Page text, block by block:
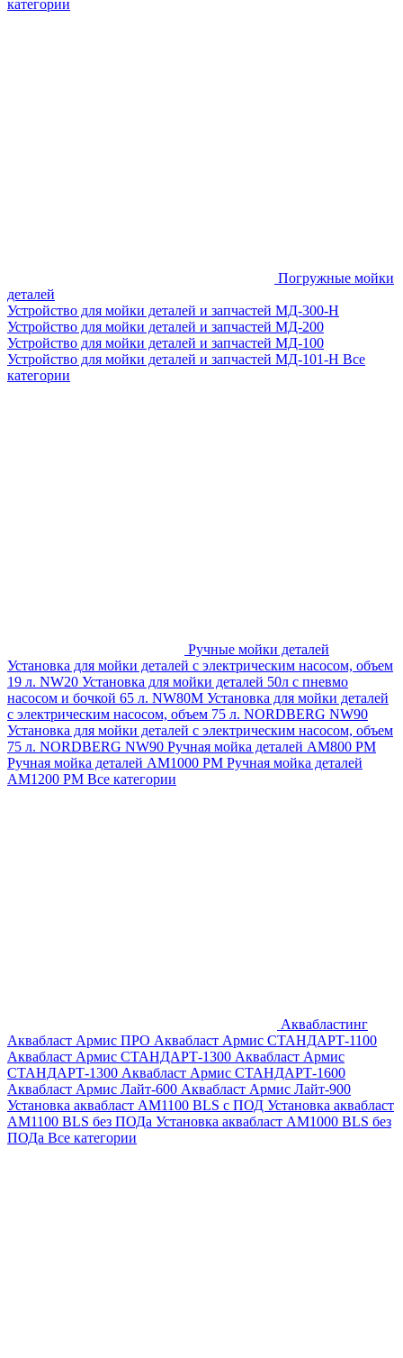
категории
Погружные мойки
деталей
Устройство для мойки деталей и запчастей МД-300-H
Устройство для мойки деталей и запчастей МД-200
Устройство для мойки деталей и запчастей МД-100
Устройство для мойки деталей и запчастей МД-101-Н Все
категории
Ручные мойки деталей
Установка для мойки деталей с электрическим насосом, объем
19 л. NW20 Установка для мойки деталей 50л с пневмо
насосом и бочкой 65 л. NW80M Установка для мойки деталей
с электрическим насосом, объем 75 л. NORDBERG NW90
Установка для мойки деталей с электрическим насосом, объем
75 л. NORDBERG NW90 Ручная мойка деталей АМ800 РМ
Ручная мойка деталей АМ1000 РМ Ручная мойка деталей
АМ1200 РМ Все категории
Аквабластинг
Аквабласт Армис ПРО Аквабласт Армис СТАНДАРТ-1100
Аквабласт Армис СТАНДАРТ-1300 Аквабласт Армис
СТАНДАРТ-1300 Аквабласт Армис СТАНДАРТ-1600
Аквабласт Армис Лайт-600 Аквабласт Армис Лайт-900
Установка аквабласт AM1100 BLS с ПОД Установка аквабласт
AM1100 BLS без ПОДа Установка аквабласт AM1000 BLS без
ПОДа Все категории